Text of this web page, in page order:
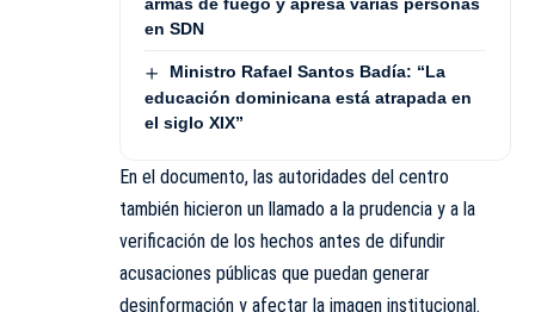
armas de fuego y apresa varias personas
en SDN
Ministro Rafael Santos Badía: “La
educación dominicana está atrapada en
el siglo XIX”
En el documento, las autoridades del centro
también hicieron un llamado a la prudencia y a la
verificación de los hechos antes de difundir
acusaciones públicas que puedan generar
desinformación y afectar la imagen institucional.